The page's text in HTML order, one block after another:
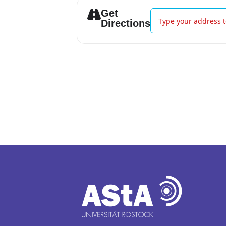
Get
Directions
Address - Ein